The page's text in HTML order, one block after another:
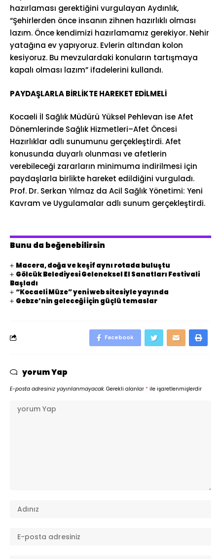
hazırlaması gerektiğini vurgulayan Aydınlık,
“Şehirlerden önce insanın zihnen hazırlıklı olması
lazım. Önce kendimizi hazırlamamız gerekiyor. Nehir
yatağına ev yapıyoruz. Evlerin altından kolon
kesiyoruz. Bu mevzulardaki konuların tartışmaya
kapalı olması lazım” ifadelerini kullandı.
PAYDAŞLARLA BİRLİKTE HAREKET EDİLMELİ
Kocaeli İl Sağlık Müdürü Yüksel Pehlevan ise Afet
Dönemlerinde Sağlık Hizmetleri–Afet Öncesi
Hazırlıklar adlı sunumunu gerçekleştirdi. Afet
konusunda duyarlı olunması ve afetlerin
verebileceği zararların minimuma indirilmesi için
paydaşlarla birlikte hareket edildiğini vurguladı.
Prof. Dr. Serkan Yılmaz da Acil Sağlık Yönetimi: Yeni
Kavram ve Uygulamalar adlı sunum gerçekleştirdi.
Bunu da beğenebilirsin
Macera, doğa ve keşif aynı rotada buluştu
Gölcük Belediyesi Geleneksel El Sanatları Festivali
Başladı
“Kocaeli Müze” yeni web sitesiyle yayında
Gebze’nin geleceği için güçlü temaslar
Facebook
yorum Yap
E-posta adresiniz yayınlanmayacak. Gerekli alanlar * ile işaretlenmişlerdir